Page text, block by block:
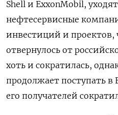
Shell и ExxonMobil,
нефтесервисные
инвестиций и проектов,
отвернулось от
хоть и сократилась,
продолжает поступать в
его получателей